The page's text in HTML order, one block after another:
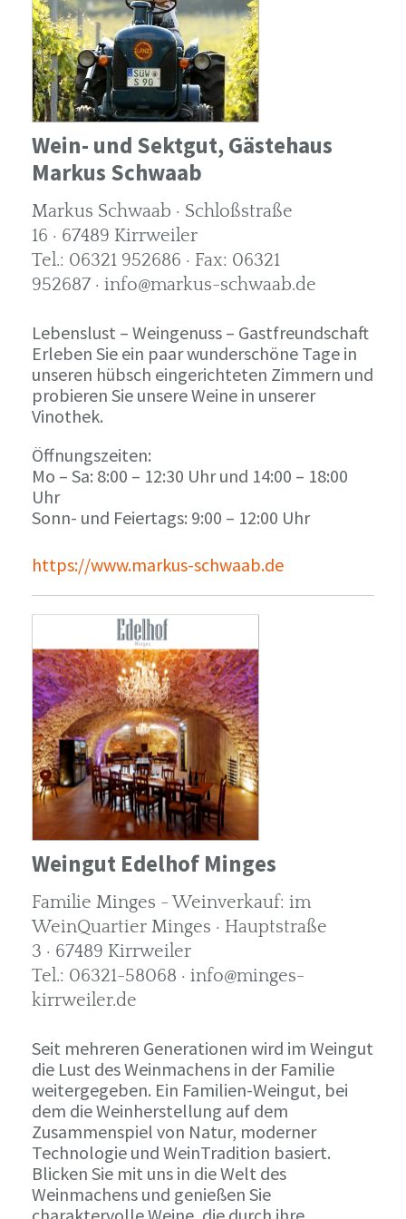
Wein- und Sektgut, Gästehaus
Markus Schwaab
Markus Schwaab · Schloßstraße
16 · 67489 Kirrweiler
Tel.: 06321 952686 · Fax: 06321
952687 · info@markus-schwaab.de
Lebenslust – Weingenuss – Gastfreundschaft
Erleben Sie ein paar wunderschöne Tage in
unseren hübsch eingerichteten Zimmern und
probieren Sie unsere Weine in unserer
Vinothek.
Öffnungszeiten:
Mo – Sa: 8:00 – 12:30 Uhr und 14:00 – 18:00
Uhr
Sonn- und Feiertags: 9:00 – 12:00 Uhr
https://www.markus-schwaab.de
Weingut Edelhof Minges
Familie Minges - Weinverkauf: im
WeinQuartier Minges · Hauptstraße
3 · 67489 Kirrweiler
Tel.: 06321-58068 · info@minges-
kirrweiler.de
Seit mehreren Generationen wird im Weingut
die Lust des Weinmachens in der Familie
weitergegeben. Ein Familien-Weingut, bei
dem die Weinherstellung auf dem
Zusammenspiel von Natur, moderner
Technologie und WeinTradition basiert.
Blicken Sie mit uns in die Welt des
Weinmachens und genießen Sie